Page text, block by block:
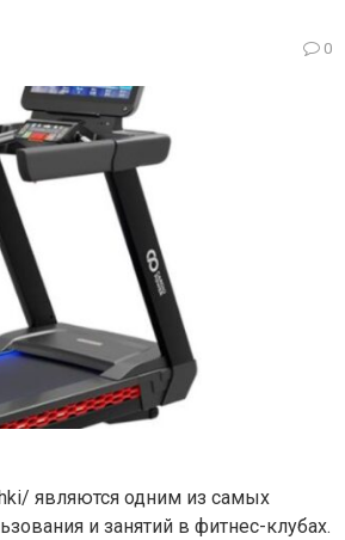
0
являются одним из самых
и занятий в фитнес-клубах.